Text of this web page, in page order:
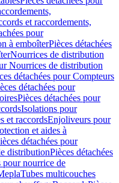
et raccordements,
pour
à emboîterPièces détachées
Nourrices de distribution
Nourrices de distribution
détachées pour Compteurs
détachées pour
Pièces détachées pour
Isolations pour
et raccordsEnjoliveurs pour
et aides à
détachées pour
distributionPièces détachées
pour nourrice de
Tubes multicouches